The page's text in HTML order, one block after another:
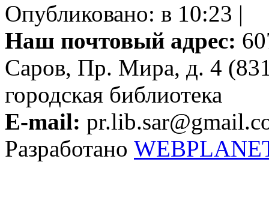
Опубликовано: в 10:23 |
Наш почтовый адрес:
Саров, Пр. Мира, д. 4
городская библиотека
E-mail:
Разработано